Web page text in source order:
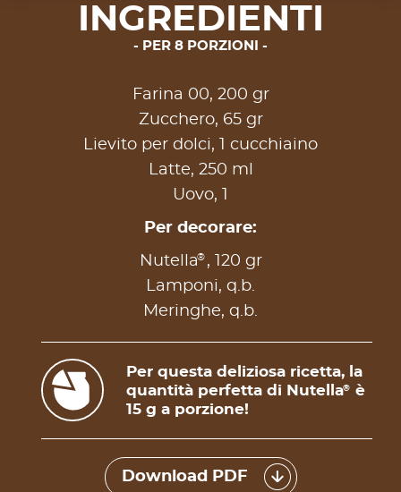
INGREDIENTI
PER 8 PORZIONI
Farina 00, 200 gr
Zucchero, 65 gr
Lievito per dolci, 1 cucchiaino
Latte, 250 ml
Uovo, 1
Per decorare:
Nutella® , 120 gr
Lamponi, q.b.
Meringhe, q.b.
Per questa deliziosa ricetta, la
quantità perfetta di Nutella®
è
15 g a porzione!
Download PDF